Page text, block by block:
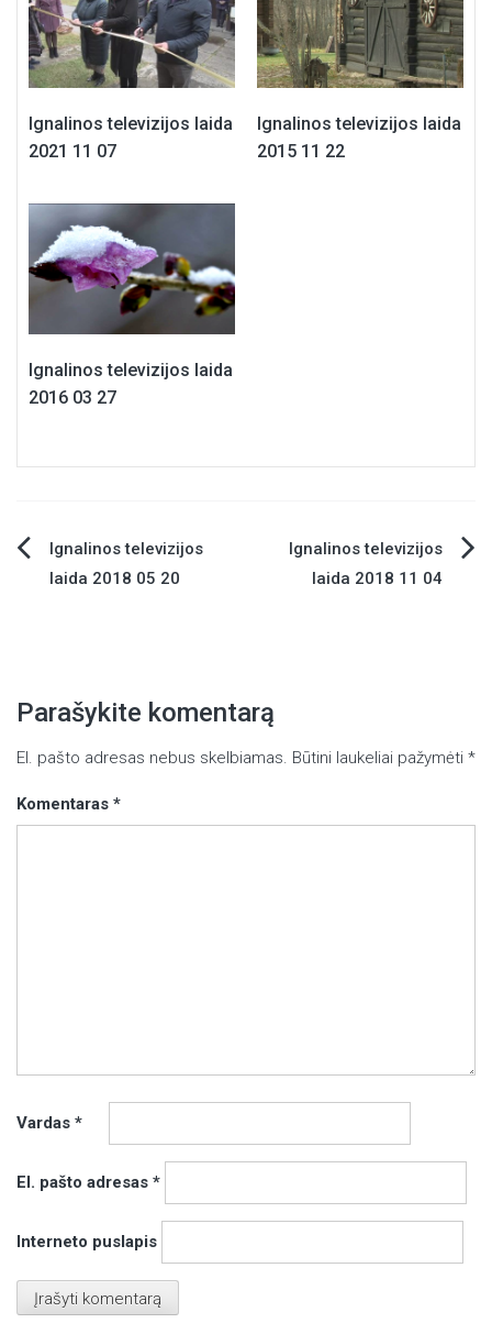
Ignalinos televizijos laida
2021 11 07
Ignalinos televizijos laida
2015 11 22
Ignalinos televizijos laida
2016 03 27
Navigacija
Ignalinos televizijos
laida 2018 05 20
Ignalinos televizijos
laida 2018 11 04
Parašykite komentarą
El. pašto adresas nebus skelbiamas. Būtini laukeliai pažymėti *
Komentaras *
Vardas *
El. pašto adresas *
Interneto puslapis